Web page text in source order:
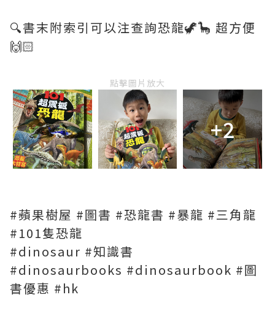
🔍書末附索引可以注查詢恐龍🦖🦕 超方便
🙌🏻
點擊圖片放大
+2
#蘋果樹屋 #圖書 #恐龍書 #暴龍 #三角龍
#101隻恐龍
#dinosaur #知識書
#dinosaurbooks #dinosaurbook #圖
書優惠 #hk